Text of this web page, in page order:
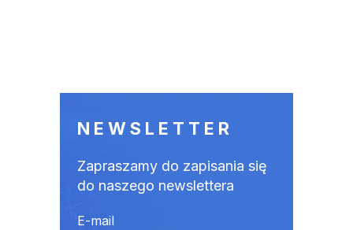
NEWSLETTER
Zapraszamy do zapisania się
do naszego newslettera
E-mail